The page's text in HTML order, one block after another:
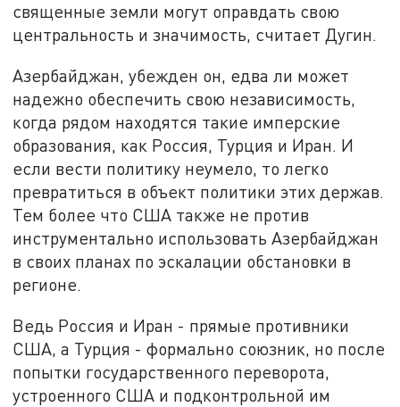
священные земли могут оправдать свою
центральность и значимость, считает Дугин.
Азербайджан, убежден он, едва ли может
надежно обеспечить свою независимость,
когда рядом находятся такие имперские
образования, как Россия, Турция и Иран. И
если вести политику неумело, то легко
превратиться в объект политики этих держав.
Тем более что США также не против
инструментально использовать Азербайджан
в своих планах по эскалации обстановки в
регионе.
Ведь Россия и Иран - прямые противники
США, а Турция - формально союзник, но после
попытки государственного переворота,
устроенного США и подконтрольной им